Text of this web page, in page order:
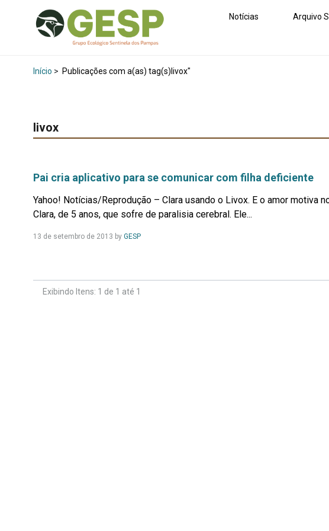
Notícias Arquivo
Início > Publicações com a(as) tag(s)livox"
livox
Pai cria aplicativo para se comunicar com filha deficiente
Yahoo! Notícias/Reprodução – Clara usando o Livox. E o amor motiva
Clara, de 5 anos, que sofre de paralisia cerebral. Ele...
13 de setembro de 2013 by GESPLeia
Exibindo Itens: 1 de 1 até 1